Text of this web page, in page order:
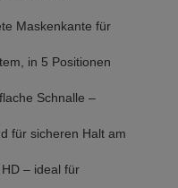
Maskenkante für
in 5 Positionen
Schnalle –
für sicheren Halt am
– ideal für